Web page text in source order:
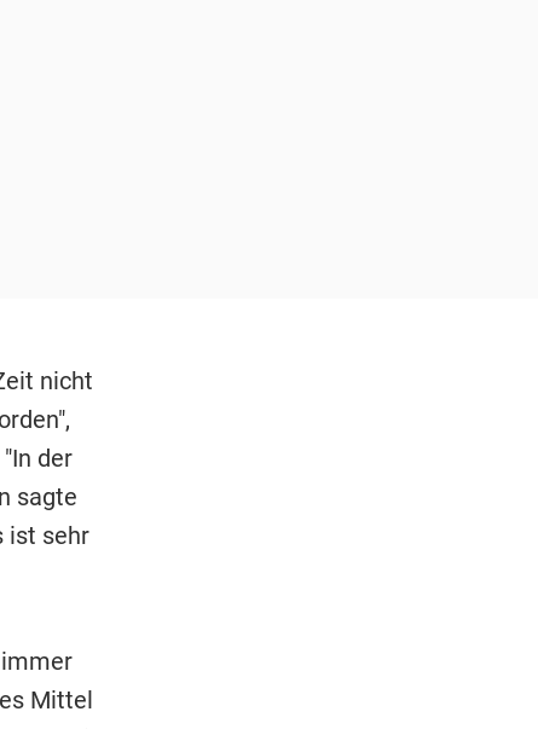
nicht
der
sagte
ist sehr
Mittel